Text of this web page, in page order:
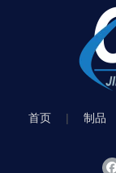
首页 | 制品